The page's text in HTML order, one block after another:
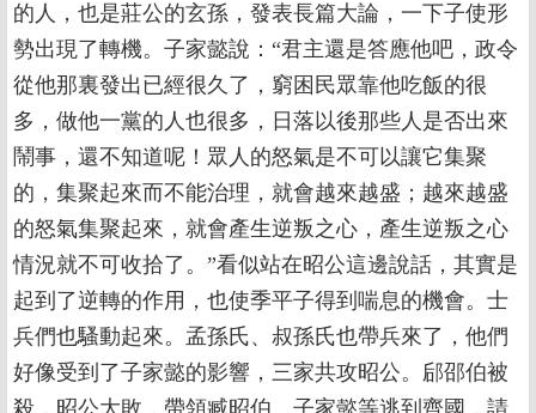
的人，也是莊公的玄孫，發表長篇大論，一下子使形
勢出現了轉機。子家懿說：“君主還是答應他吧，政令
從他那裏發出已經很久了，窮困民眾靠他吃飯的很
多，做他一黨的人也很多，日落以後那些人是否出來
鬧事，還不知道呢！眾人的怒氣是不可以讓它集聚
的，集聚起來而不能治理，就會越來越盛；越來越盛
的怒氣集聚起來，就會產生逆叛之心，產生逆叛之心
情況就不可收拾了。”看似站在昭公這邊說話，其實是
起到了逆轉的作用，也使季平子得到喘息的機會。士
兵們也騷動起來。孟孫氏、叔孫氏也帶兵來了，他們
好像受到了子家懿的影響，三家共攻昭公。郈邵伯被
殺，昭公大敗，帶領臧昭伯、子家懿等逃到齊國，請